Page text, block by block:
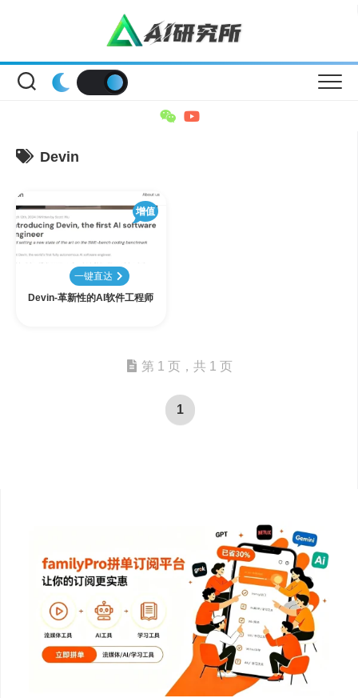
Devin
增值
一键直达
Devin-革新性的AI软件工程师
第 1 页，共 1 页
1